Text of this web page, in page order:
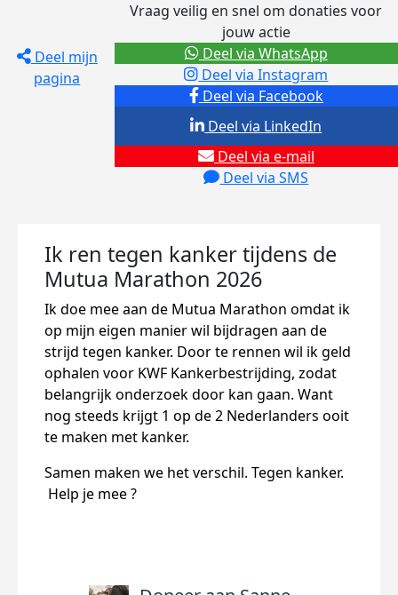
Deel mijn
pagina
Vraag veilig en snel om donaties voor
jouw actie
Deel via Facebook
Deel via Instagram
Deel via e-mail
Deel via SMS
Deel via LinkedIn
Deel via WhatsApp
Ik ren tegen kanker tijdens de
Mutua Marathon 2026
Ik doe mee aan de Mutua Marathon omdat ik
op mijn eigen manier wil bijdragen aan de
strijd tegen kanker. Door te rennen wil ik geld
ophalen voor KWF Kankerbestrijding, zodat
belangrijk onderzoek door kan gaan. Want
nog steeds krijgt 1 op de 2 Nederlanders ooit
te maken met kanker.
Samen maken we het verschil. Tegen kanker.
Help je mee ?